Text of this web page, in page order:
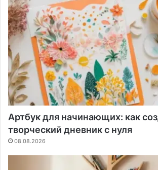
Артбук для начинающих: как
творческий дневник с нуля
08.08.2026